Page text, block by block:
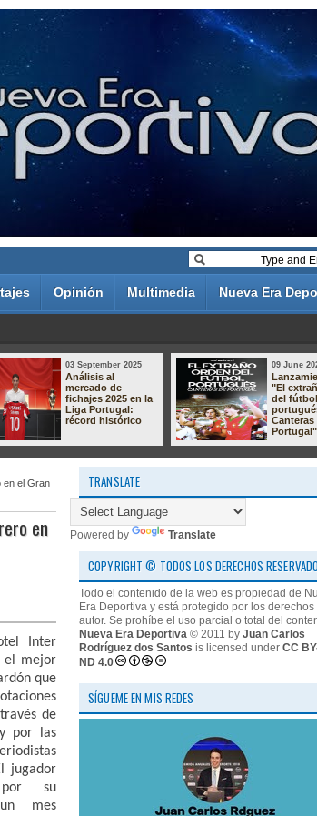
Opinión Multimedia Nueva Era
03 September 2025
Análisis al
mercado de
fichajes 2025 en la
Liga Portugal:
récord histórico
09 June
"El
del fútbol
Canteras
Portugal"
en el Gran
en
Inter
el mejor
que
de
por las
jugador
por su
mes
TRANSLATE
Powered by Translate
COPYRIGHT © TODOS LOS DERECHOS
Todo el contenido de la web es propiedad de
Era Deportiva y está protegido por los derechos
autor. Se prohíbe el uso parcial o total del
Nueva Era Deportiva © 2011 by Juan Carlos
Rodríguez dos Santos is licensed under CC
ND 4.0
SÍGUEME EN MIS REDES